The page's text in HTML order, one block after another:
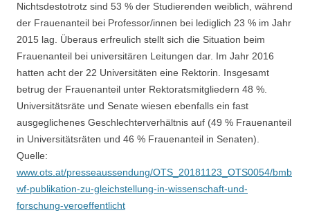
Nichtsdestotrotz sind 53 % der Studierenden weiblich, während
der Frauenanteil bei Professor/innen bei lediglich 23 % im Jahr
2015 lag. Überaus erfreulich stellt sich die Situation beim
Frauenanteil bei universitären Leitungen dar. Im Jahr 2016
hatten acht der 22 Universitäten eine Rektorin. Insgesamt
betrug der Frauenanteil unter Rektoratsmitgliedern 48 %.
Universitätsräte und Senate wiesen ebenfalls ein fast
ausgeglichenes Geschlechterverhältnis auf (49 % Frauenanteil
in Universitätsräten und 46 % Frauenanteil in Senaten).
Quelle:
www.ots.at/presseaussendung/OTS_20181123_OTS0054/bmb
wf-publikation-zu-gleichstellung-in-wissenschaft-und-
forschung-veroeffentlicht